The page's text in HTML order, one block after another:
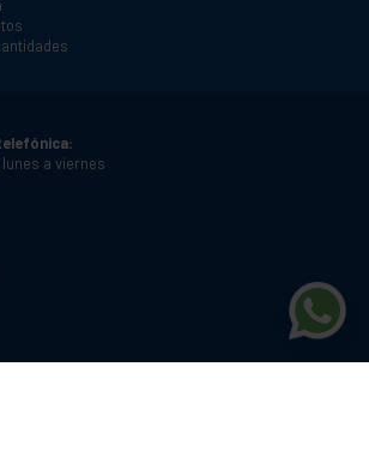
lunes a viernes